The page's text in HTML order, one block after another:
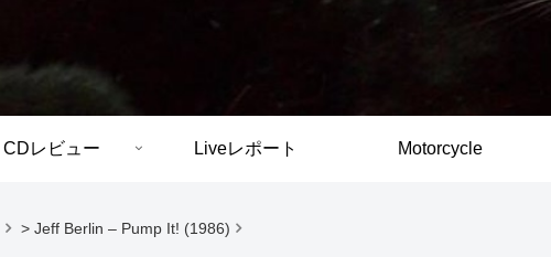
CDレビュー Liveレポート Motorcycle
> Jeff Berlin – Pump It! (1986)